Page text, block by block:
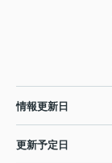
情報更新日
更新予定日